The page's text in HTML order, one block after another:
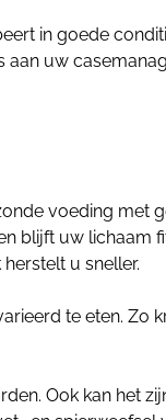
in goede
aan uw
voeding met
blijft uw lichaam
u sneller.
te eten. Zo
Ook kan het